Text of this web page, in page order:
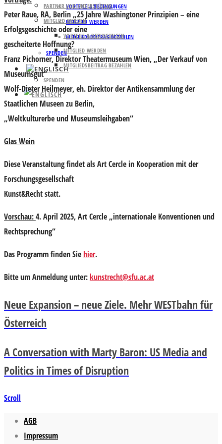
VORTEILE & BEDINGUNGEN
MITGLIED WERDEN
MITGLIEDSBEITRAG BEZAHLEN
SPENDEN
PARTNER UND UNTERSTÜTZER
MITGLIED WERDEN
VORTEILE & BEDINGUNGEN
MITGLIED WERDEN
MITGLIEDSBEITRAG BEZAHLEN
SPENDEN
Peter Raue, RA, Berlin „25 Jahre Washingtoner Prinzipien – eine
Erfolgsgeschichte oder eine
gescheiterte Hoffnung?
Franz Pichorner, Direktor Theatermuseum Wien, „Der Verkauf von
Museumsgut“
Wolf-Dieter Heilmeyer, eh. Direktor der Antikensammlung der
Staatlichen Museen zu Berlin,
„Weltkulturerbe und Museumsleihgaben“
Glas Wein
Diese Veranstaltung findet als Art Cercle in Kooperation mit der
Forschungsgesellschaft
Kunst&Recht statt.
Vorschau:4. April 2025, Art Cercle „internationale Konventionen und
Rechtsprechung“
Das Programm finden Siehier.
Bitte umAnmeldung unter:kunstrecht@sfu.ac.at
Neue Expansion – neue Ziele. Mehr WESTbahn für
Österreich
A Conversation with Marty Baron: US Media and
Politics in Times of Disruption
Scroll
AGB
Impressum